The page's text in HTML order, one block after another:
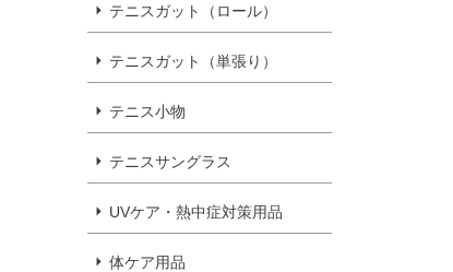
テニスガット（ロール）
テニスガット（単張り）
テニス小物
テニスサングラス
UVケア・熱中症対策用品
体ケア用品